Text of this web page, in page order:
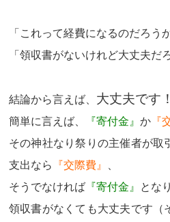
「これって経費になるのだろう
「領収書がないけれど大丈夫だ
結論から言えば、 大丈夫です！
簡単に言えば、 『寄付金』 か『
その神社なり祭りの主催者が取
支出なら
『交際費』
そうでなければ『寄付金』
とな
領収書がなくても大丈夫です（